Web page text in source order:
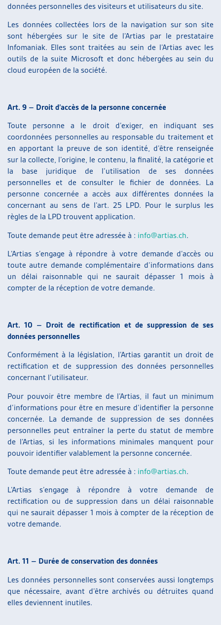
données personnelles des visiteurs et utilisateurs du site.
Les données collectées lors de la navigation sur son site
sont hébergées sur le site de l’Artias par le prestataire
Infomaniak. Elles sont traitées au sein de l’Artias avec les
outils de la suite Microsoft et donc hébergées au sein du
cloud européen de la société.
Art. 9 – Droit d’accès de la personne concernée
Toute personne a le droit d’exiger, en indiquant ses
coordonnées personnelles au responsable du traitement et
en apportant la preuve de son identité, d’être renseignée
sur la collecte, l’origine, le contenu, la finalité, la catégorie et
la base juridique de l’utilisation de ses données
personnelles et de consulter le fichier de données. La
personne concernée a accès aux différentes données la
concernant au sens de l’art. 25 LPD. Pour le surplus les
règles de la LPD trouvent application.
Toute demande peut être adressée à : info@artias.ch.
L’Artias s’engage à répondre à votre demande d’accès ou
toute autre demande complémentaire d’informations dans
un délai raisonnable qui ne saurait dépasser 1 mois à
compter de la réception de votre demande.
Art. 10 – Droit de rectification et de suppression de ses
données personnelles
Conformément à la législation, l’Artias garantit un droit de
rectification et de suppression des données personnelles
concernant l’utilisateur.
Pour pouvoir être membre de l’Artias, il faut un minimum
d’informations pour être en mesure d’identifier la personne
concernée. La demande de suppression de ses données
personnelles peut entraîner la perte du statut de membre
de l’Artias, si les informations minimales manquent pour
pouvoir identifier valablement la personne concernée.
Toute demande peut être adressée à : info@artias.ch.
L’Artias s’engage à répondre à votre demande de
rectification ou de suppression dans un délai raisonnable
qui ne saurait dépasser 1 mois à compter de la réception de
votre demande.
Art. 11 – Durée de conservation des données
Les données personnelles sont conservées aussi longtemps
que nécessaire, avant d’être archivés ou détruites quand
elles deviennent inutiles.